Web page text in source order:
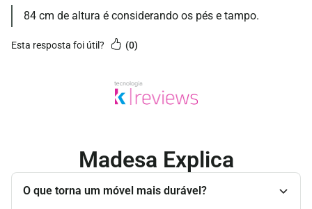
84 cm de altura é considerando os pés e tampo.
esta resposta foi útil? 0
Madesa Explica
O que torna um móvel mais durável?